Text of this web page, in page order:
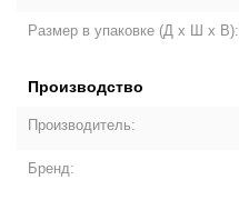
Размер в упаковке (Д х Ш х В):
Производство
Производитель:
Бренд: